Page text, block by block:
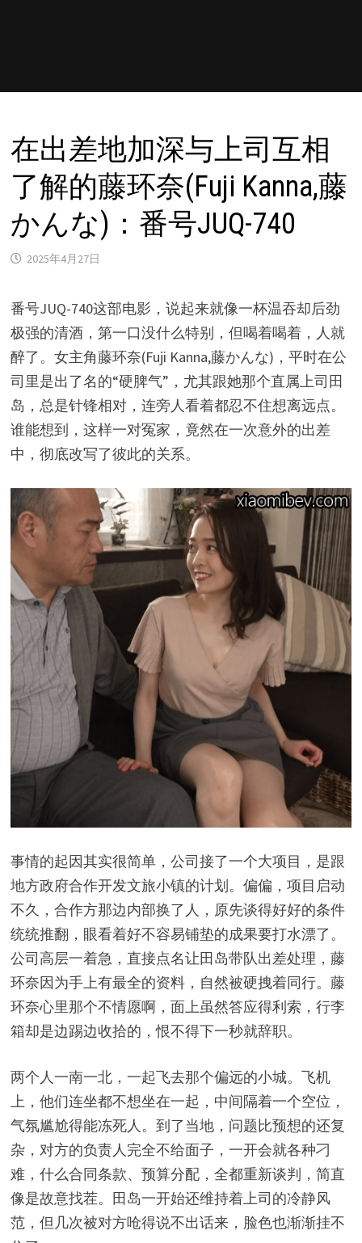
在出差地加深与上司互相
了解的藤环奈(Fuji Kanna,藤
かんな)：番号JUQ-740
2025年4月27日
番号JUQ-740这部电影，说起来就像一杯温吞却后劲
极强的清酒，第一口没什么特别，但喝着喝着，人就
醉了。女主角藤环奈(Fuji Kanna,藤かんな)，平时在公
司里是出了名的“硬脾气”，尤其跟她那个直属上司田
岛，总是针锋相对，连旁人看着都忍不住想离远点。
谁能想到，这样一对冤家，竟然在一次意外的出差
中，彻底改写了彼此的关系。
事情的起因其实很简单，公司接了一个大项目，是跟
地方政府合作开发文旅小镇的计划。偏偏，项目启动
不久，合作方那边内部换了人，原先谈得好好的条件
统统推翻，眼看着好不容易铺垫的成果要打水漂了。
公司高层一着急，直接点名让田岛带队出差处理，藤
环奈因为手上有最全的资料，自然被硬拽着同行。藤
环奈心里那个不情愿啊，面上虽然答应得利索，行李
箱却是边踢边收拾的，恨不得下一秒就辞职。
两个人一南一北，一起飞去那个偏远的小城。飞机
上，他们连坐都不想坐在一起，中间隔着一个空位，
气氛尴尬得能冻死人。到了当地，问题比预想的还复
杂，对方的负责人完全不给面子，一开会就各种刁
难，什么合同条款、预算分配，全都重新谈判，简直
像是故意找茬。田岛一开始还维持着上司的冷静风
范，但几次被对方呛得说不出话来，脸色也渐渐挂不